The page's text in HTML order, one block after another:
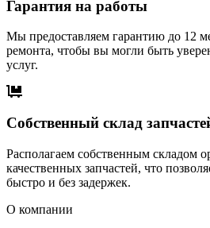
Гарантия на работы
Мы предоставляем гарантию до 12
ремонта, чтобы вы могли быть
услуг.
Собственный склад
Располагаем собственным складом
качественных запчастей, что
быстро и без задержек.
О компании